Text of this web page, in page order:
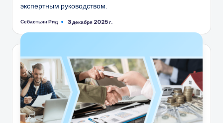
экспертным руководством.
Запись
Себастьян Рид 3 декабря 2025 г.